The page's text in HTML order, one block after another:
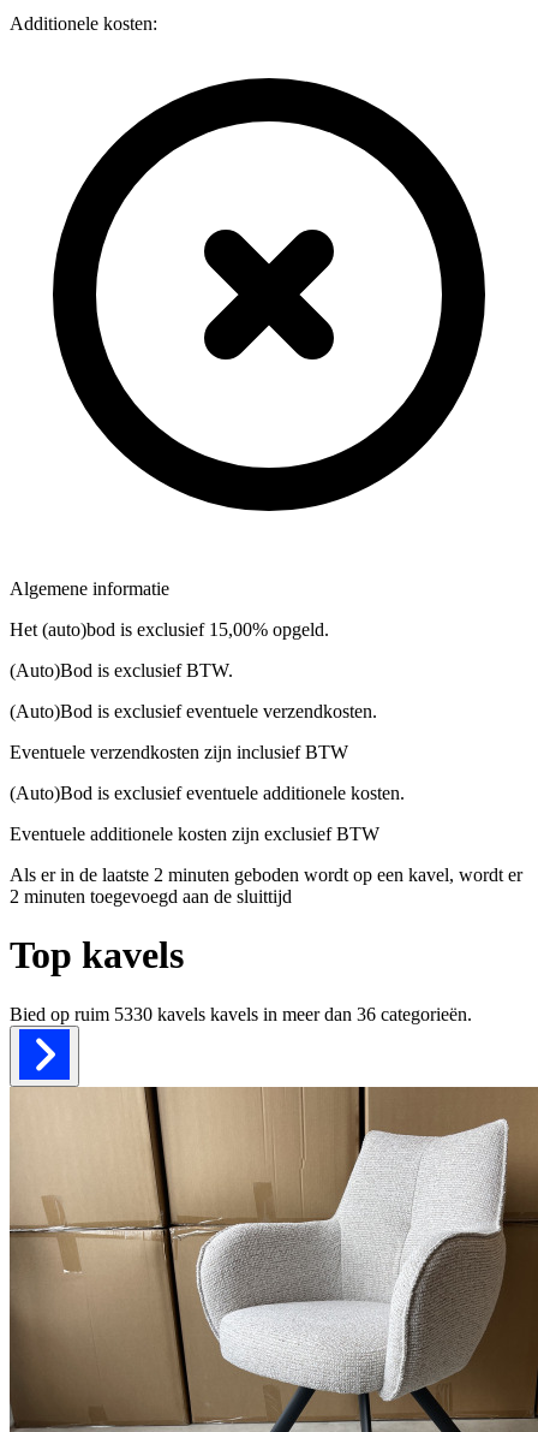
Additionele kosten:
Algemene informatie
Het (auto)bod is exclusief 15,00% opgeld.
(Auto)Bod is exclusief BTW.
(Auto)Bod is exclusief eventuele verzendkosten.
Eventuele verzendkosten zijn inclusief BTW
(Auto)Bod is exclusief eventuele additionele kosten.
Eventuele additionele kosten zijn exclusief BTW
Als er in de laatste 2 minuten geboden wordt op een kavel, wordt er
2 minuten toegevoegd aan de sluittijd
Top kavels
Bied op ruim 5330 kavels kavels in meer dan 36 categorieën.